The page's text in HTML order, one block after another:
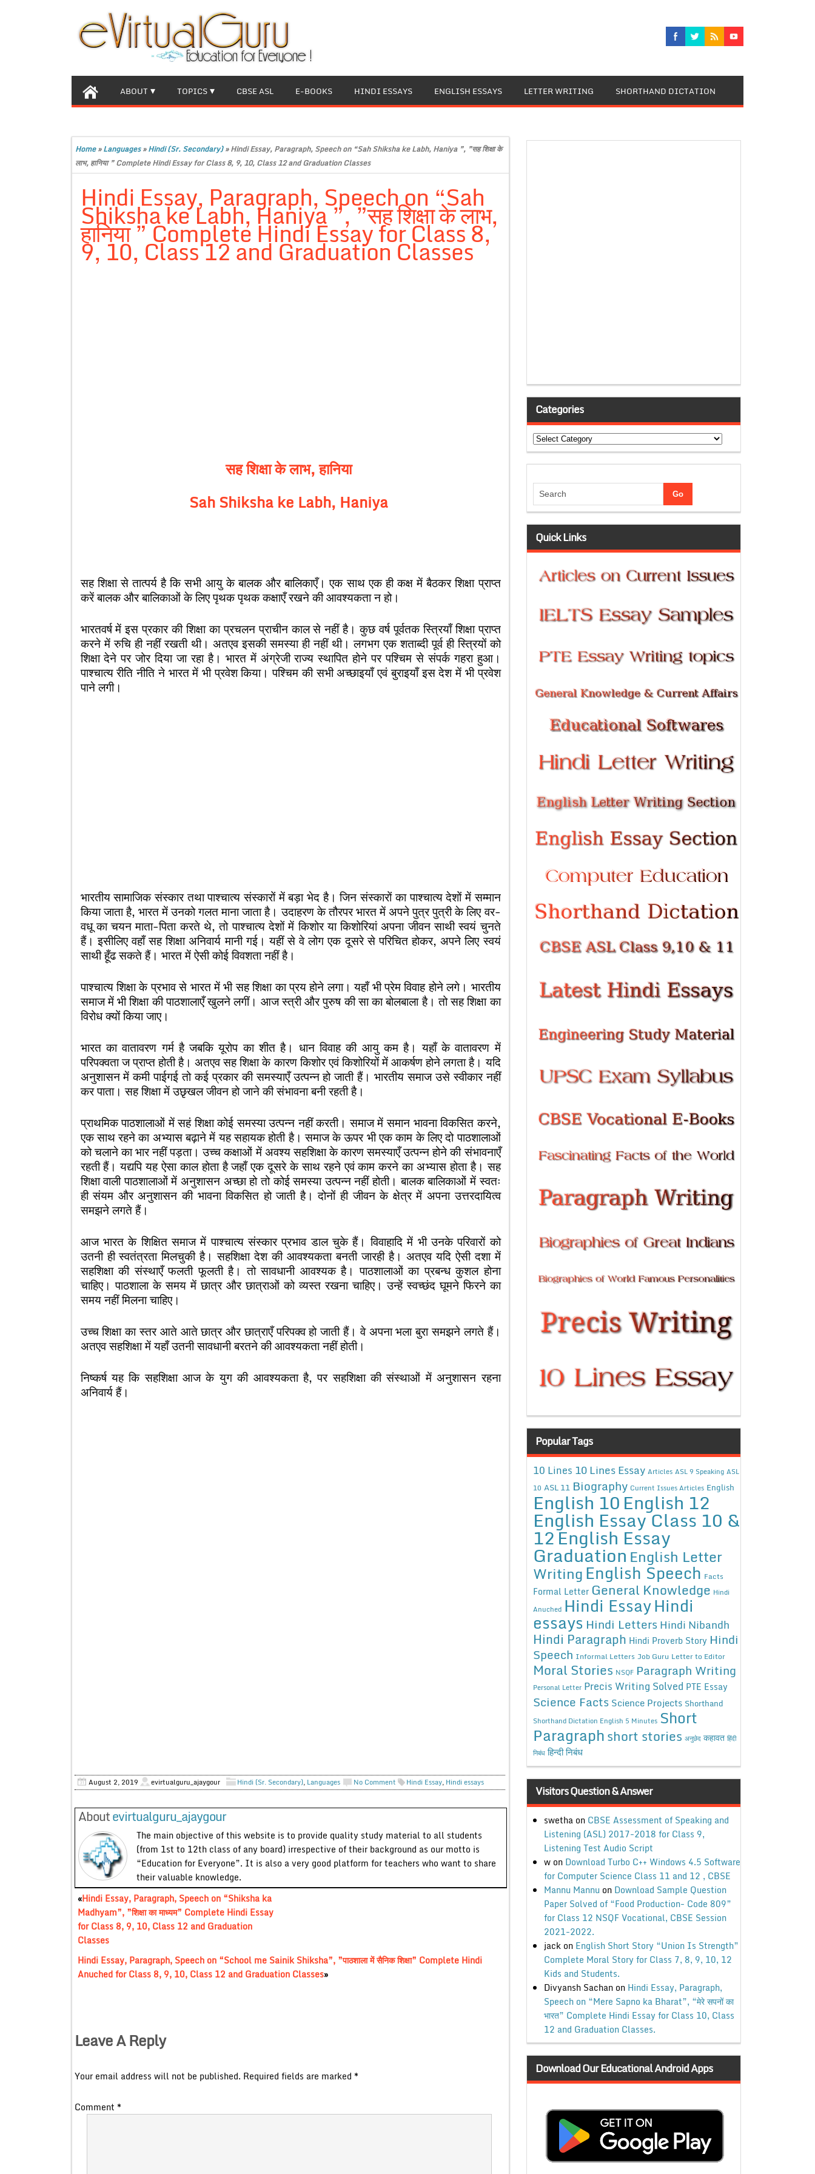
ABOUT TOPICS CBSE ASL E-BOOKS HINDI ESSAYS ENGLISH ESSAYS LETTER WRITING SHORTHAND DICTATION
Home»Languages»Hindi (Sr. Secondary)»Hindi Essay, Paragraph, Speech on “Sah Shiksha ke Labh, Haniya ”, ”सह शिक्षा के
लाभ, हानिया ” Complete Hindi Essay for Class 8, 9, 10, Class 12 and Graduation Classes
Hindi Essay, Paragraph, Speech on “Sah
Shiksha ke Labh, Haniya ”, ”सह शिक्षा के लाभ,
हानिया ” Complete Hindi Essay for Class 8,
9, 10, Class 12 and Graduation Classes
सह शिक्षा के लाभ, हानिया
Sah Shiksha ke Labh, Haniya
सह शिक्षा से तात्पर्य है कि सभी आयु के बालक और बालिकाएँ। एक साथ एक ही कक्ष में बैठकर शिक्षा प्राप्त
करें बालक और बालिकाओं के लिए पृथक पृथक कक्षाएँ रखने की आवश्यकता न हो।
भारतवर्ष में इस प्रकार की शिक्षा का प्रचलन प्राचीन काल से नहीं है। कुछ वर्ष पूर्वतक स्त्रियाँ शिक्षा प्राप्त
करने में रुचि ही नहीं रखती थी। अतएव इसकी समस्या ही नहीं थी। लगभग एक शताब्दी पूर्व ही स्त्रियों को
शिक्षा देने पर जोर दिया जा रहा है। भारत में अंग्रेजी राज्य स्थापित होने पर पश्चिम से संपर्क गहरा हुआ।
पाश्चात्य रीति नीति ने भारत में भी प्रवेश किया। पश्चिम की सभी अच्छाइयाँ एवं बुराइयाँ इस देश में भी प्रवेश
पाने लगी।
भारतीय सामाजिक संस्कार तथा पाश्चात्य संस्कारों में बड़ा भेद है। जिन संस्कारों का पाश्चात्य देशों में सम्मान
किया जाता है, भारत में उनको गलत माना जाता है। उदाहरण के तौरपर भारत में अपने पुत्र पुत्री के लिए वर-
वधू का चयन माता-पिता करते थे, तो पाश्चात्य देशों में किशोर या किशोरियां अपना जीवन साथी स्वयं चुनते
हैं। इसीलिए वहाँ सह शिक्षा अनिवार्य मानी गई। यहीं से वे लोग एक दूसरे से परिचित होकर, अपने लिए स्वयं
साथी हूँढ सकते हैं। भारत में ऐसी कोई विवशता नहीं है।
पाश्चात्य शिक्षा के प्रभाव से भारत में भी सह शिक्षा का प्रय होने लगा। यहाँ भी प्रेम विवाह होने लगे। भारतीय
समाज में भी शिक्षा की पाठशालाएँ खुलने लगीं। आज स्त्री और पुरुष की सा का बोलबाला है। तो सह शिक्षा का
विरोध क्यों किया जाए।
भारत का वातावरण गर्म है जबकि यूरोप का शीत है। धान विवाह की आयु कम है। यहाँ के वातावरण में
परिपक्वता ज प्राप्त होती है। अतएव सह शिक्षा के कारण किशोर एवं किशोरियों में आकर्षण होने लगता है। यदि
अनुशासन में कमी पाईगई तो कई प्रकार की समस्याएँ उत्पन्न हो जाती हैं। भारतीय समाज उसे स्वीकार नहीं
कर पाता। सह शिक्षा में उछृखल जीवन हो जाने की संभावना बनी रहती है।
प्राथमिक पाठशालाओं में सहं शिक्षा कोई समस्या उत्पन्न नहीं करती। समाज में समान भावना विकसित करने,
एक साथ रहने का अभ्यास बढ़ाने में यह सहायक होती है। समाज के ऊपर भी एक काम के लिए दो पाठशालाओं
को चलाने का भार नहीं पड़ता। उच्च कक्षाओं में अवश्य सहशिक्षा के कारण समस्याएँ उत्पन्न होने की संभावनाएँ
रहती हैं। यद्यपि यह ऐसा काल होता है जहाँ एक दूसरे के साथ रहने एवं काम करने का अभ्यास होता है। सह
शिक्षा वाली पाठशालाओं में अनुशासन अच्छा हो तो कोई समस्या उत्पन्न नहीं होती। बालक बालिकाओं में स्वतः
ही संयम और अनुशासन की भावना विकसित हो जाती है। दोनों ही जीवन के क्षेत्र में अपना उत्तरदायित्व
समझने लगते हैं।
आज भारत के शिक्षित समाज में पाश्चात्य संस्कार प्रभाव डाल चुके हैं। विवाहादि में भी उनके परिवारों को
उतनी ही स्वतंत्रता मिलचुकी है। सहशिक्षा देश की आवश्यकता बनती जारही है। अतएव यदि ऐसी दशा में
सहशिक्षा की संस्थाएँ फलती फूलती है। तो सावधानी आवश्यक है। पाठशालाओं का प्रबन्ध कुशल होना
चाहिए। पाठशाला के समय में छात्र और छात्राओं को व्यस्त रखना चाहिए। उन्हें स्वच्छंद घूमने फिरने का
समय नहीं मिलना चाहिए।
उच्च शिक्षा का स्तर आते आते छात्र और छात्राएँ परिपक्व हो जाती हैं। वे अपना भला बुरा समझने लगते हैं।
अतएव सहशिक्षा में यहाँ उतनी सावधानी बरतने की आवश्यकता नहीं होती।
निष्कर्ष यह कि सहशिक्षा आज के युग की आवश्यकता है, पर सहशिक्षा की संस्थाओं में अनुशासन रहना
अनिवार्य हैं।
August 2, 2019 evirtualguru_ajaygour Hindi (Sr. Secondary), Languages No Comment Hindi Essay, Hindi essays
Aboutevirtualguru_ajaygour
The main objective of this website is to provide quality study material to all students
(from 1st to 12th class of any board) irrespective of their background as our motto is
“Education for Everyone”. It is also a very good platform for teachers who want to share
their valuable knowledge.
«Hindi Essay, Paragraph, Speech on “Shiksha ka
Madhyam”, ”शिक्षा का माध्यम” Complete Hindi Essay
for Class 8, 9, 10, Class 12 and Graduation
Classes
Hindi Essay, Paragraph, Speech on “School me Sainik Shiksha”, ”पाठशाला में सैनिक शिक्षा” Complete Hindi
Anuched for Class 8, 9, 10, Class 12 and Graduation Classes»
Leave A Reply
Your email address will not be published. Required fields are marked *
Comment *
Categories
Categories
Quick Links
Popular Tags
10 Lines 10 Lines Essay Articles ASL 9 Speaking ASL
10 ASL 11 Biography Current Issues Articles English
English 10English 12
English Essay Class 10 &
12English Essay
Graduation English Letter
WritingEnglish Speech Facts
Formal Letter General Knowledge Hindi
Anuched Hindi EssayHindi
essays Hindi Letters Hindi Nibandh
Hindi Paragraph Hindi Proverb Story Hindi
Speech Informal Letters Job Guru Letter to Editor
Moral Stories NSQF Paragraph Writing
Personal Letter Precis Writing Solved PTE Essay
Science Facts Science Projects Shorthand
Shorthand Dictation English 5 Minutes Short
Paragraphshort stories अनुछेद कहावत हिंदी
निबंध हिन्दी निबंध
Visitors Question & Answer
swethaon CBSE Assessment of Speaking and
Listening (ASL) 2017-2018 for Class 9,
Listening Test Audio Script
won Download Turbo C++ Windows 4.5 Software
for Computer Science Class 11 and 12 , CBSE
Mannu Mannu on Download Sample Question
Paper Solved of “Food Production- Code 809”
for Class 12 NSQF Vocational, CBSE Session
2021-2022.
jackon English Short Story “Union Is Strength”
Complete Moral Story for Class 7, 8, 9, 10, 12
Kids and Students.
Divyansh Sachanon Hindi Essay, Paragraph,
Speech on “Mere Sapno ka Bharat”, “मेरे सपनों का
भारत” Complete Hindi Essay for Class 10, Class
12 and Graduation Classes.
Download Our Educational Android Apps